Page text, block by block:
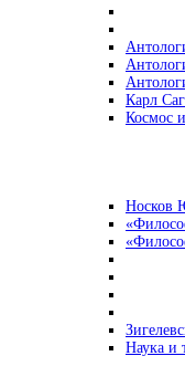
Карл
Космос
Носков
Наука и